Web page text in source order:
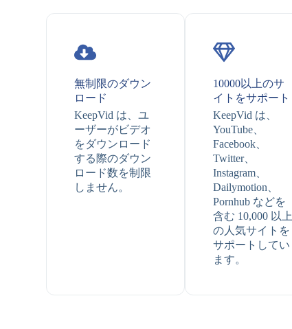
無制限のダウン
ロード
KeepVid は、ユ
ーザーがビデオ
をダウンロード
する際のダウン
ロード数を制限
しません。
10000以上のサ
イトをサポート
KeepVid は、
YouTube、
Facebook、
Twitter、
Instagram、
Dailymotion、
Pornhub などを
含む 10,000 以上
の人気サイトを
サポートしてい
ます。